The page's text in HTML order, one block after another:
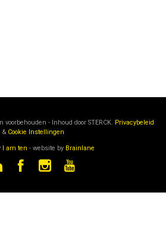
voorbehouden - Inhoud door STERCK. Privacybeleid
& Cookie Instellingen
I am ten - website by Brainlane